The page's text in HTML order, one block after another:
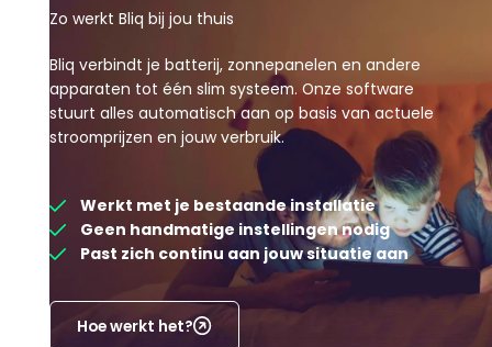
Zo werkt Bliq bij jou thuis
Bliq verbindt je batterij, zonnepanelen en andere
apparaten tot één slim systeem. Onze software
stuurt alles automatisch aan op basis van actuele
stroomprijzen en jouw verbruik.
Werkt met je bestaande installatie
Geen handmatige instellingen nodig
Past zich continu aan jouw situatie aan
Hoe werkt het?